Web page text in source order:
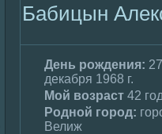
Бабицын
День poждения: 27
декабря 1968 г.
Мой возраст 42
Родной гоpoд:
Велиж